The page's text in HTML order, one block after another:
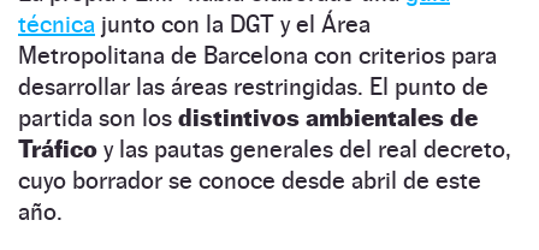
técnica junto con la DGT y el Área
Metropolitana de Barcelona con criterios para
desarrollar las áreas restringidas. El punto de
partida son los distintivos ambientales de
Tráfico y las pautas generales del real decreto,
cuyo borrador se conoce desde abril de este
año.